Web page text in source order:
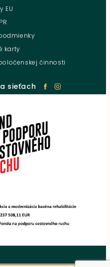
EU
karty
činnosti
sieťach